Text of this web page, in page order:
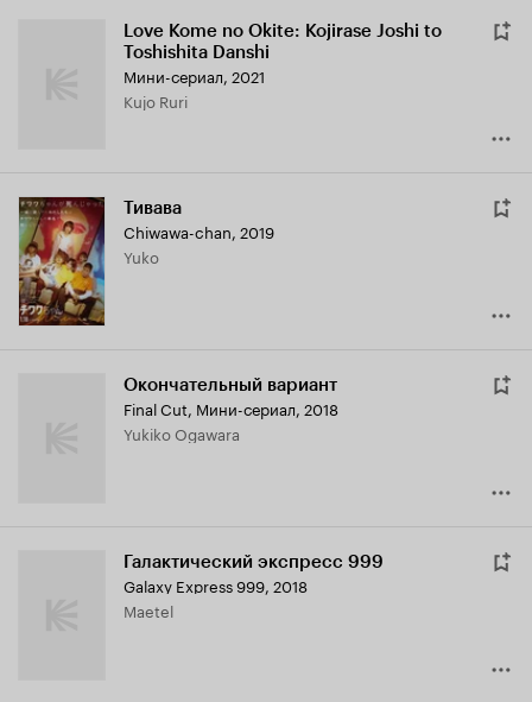
Love Kome no Okite: Kojirase Joshi to
Toshishita Danshi
Мини-сериал, 2021
Kujo Ruri
Тивава
Chiwawa-chan, 2019
Yuko
Окончательный вариант
Final Cut, Мини-сериал, 2018
Yukiko Ogawara
Галактический экспресс 999
Galaxy Express 999, 2018
Maetel